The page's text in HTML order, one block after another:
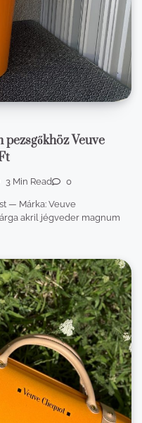
Veuve
3 Min Read 0
— Márka: Veuve
akril jégveder magnum